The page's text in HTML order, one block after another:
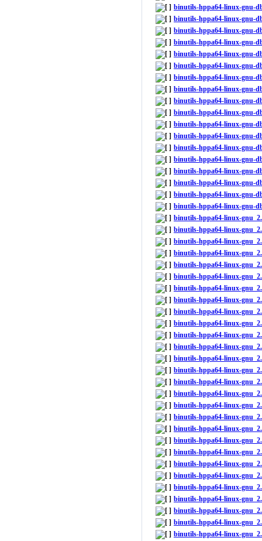
binutils-hppa64-linux-gnu-
binutils-hppa64-linux-gnu-
binutils-hppa64-linux-gnu-
binutils-hppa64-linux-gnu-
binutils-hppa64-linux-gnu-
binutils-hppa64-linux-gnu-
binutils-hppa64-linux-gnu-
binutils-hppa64-linux-gnu-
binutils-hppa64-linux-gnu-
binutils-hppa64-linux-gnu-
binutils-hppa64-linux-gnu-
binutils-hppa64-linux-gnu-
binutils-hppa64-linux-gnu-
binutils-hppa64-linux-gnu-
binutils-hppa64-linux-gnu-
binutils-hppa64-linux-gnu-
binutils-hppa64-linux-gnu-
binutils-hppa64-linux-gnu-
binutils-hppa64-linux-
binutils-hppa64-linux-
binutils-hppa64-linux-
binutils-hppa64-linux-
binutils-hppa64-linux-
binutils-hppa64-linux-
binutils-hppa64-linux-
binutils-hppa64-linux-
binutils-hppa64-linux-
binutils-hppa64-linux-
binutils-hppa64-linux-
binutils-hppa64-linux-
binutils-hppa64-linux-
binutils-hppa64-linux-
binutils-hppa64-linux-
binutils-hppa64-linux-
binutils-hppa64-linux-
binutils-hppa64-linux-
binutils-hppa64-linux-
binutils-hppa64-linux-
binutils-hppa64-linux-
binutils-hppa64-linux-
binutils-hppa64-linux-
binutils-hppa64-linux-
binutils-hppa64-linux-
binutils-hppa64-linux-
binutils-hppa64-linux-
binutils-hppa64-linux-